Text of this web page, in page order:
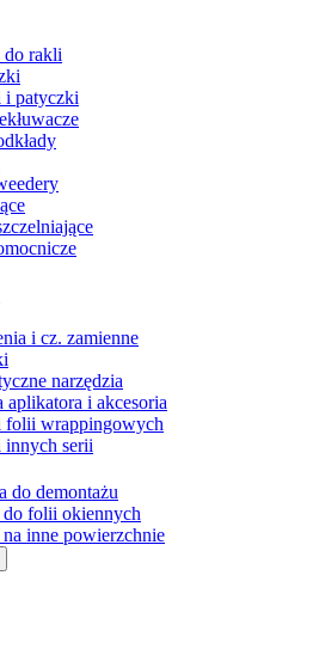
do rakli
i patyczki
i cz. zamienne
narzędzia
aplikatora i akcesoria
folii wrappingowych
serii
do demontażu
do folii okiennych
inne powierzchnie